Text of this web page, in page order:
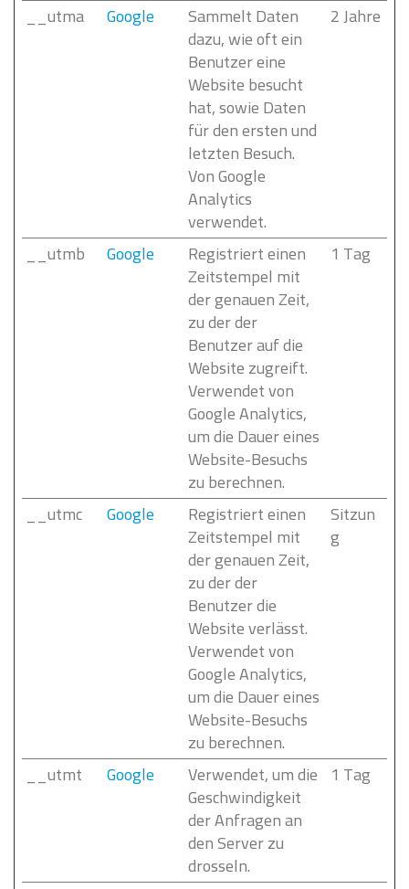
__utma Google Sammelt Daten
dazu, wie oft ein
Benutzer eine
Website besucht
hat, sowie Daten
für den ersten und
letzten Besuch.
Von Google
Analytics
verwendet.
2 Jahre
__utmb Google Registriert einen
Zeitstempel mit
der genauen Zeit,
zu der der
Benutzer auf die
Website zugreift.
Verwendet von
Google Analytics,
um die Dauer eines
Website-Besuchs
zu berechnen.
1 Tag
__utmc Google Registriert einen
Zeitstempel mit
der genauen Zeit,
zu der der
Benutzer die
Website verlässt.
Verwendet von
Google Analytics,
um die Dauer eines
Website-Besuchs
zu berechnen.
Sitzun
g
__utmt Google Verwendet, um die
Geschwindigkeit
der Anfragen an
den Server zu
drosseln.
1 Tag